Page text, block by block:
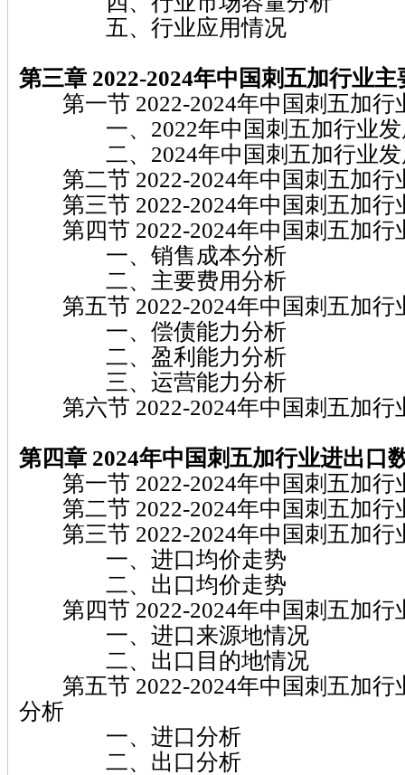
五、行业应用情况
第三章 2022-2024年中国刺五加行业
第一节 2022-2024年中国刺五加行
一、2022年中国刺五加行业发
二、2024年中国刺五加行业发
第二节 2022-2024年中国刺五加行
第三节 2022-2024年中国刺五加行
第四节 2022-2024年中国刺五加行
一、销售成本分析
二、主要费用分析
第五节 2022-2024年中国刺五加行
一、偿债能力分析
二、盈利能力分析
三、运营能力分析
第六节 2022-2024年中国刺五加行
第四章 2024年中国刺五加行业进出口
第一节 2022-2024年中国刺五加行
第二节 2022-2024年中国刺五加行
第三节 2022-2024年中国刺五加行
一、进口均价走势
二、出口均价走势
第四节 2022-2024年中国刺五加行
一、进口来源地情况
二、出口目的地情况
第五节 2022-2024年中国刺五加行
分析
一、进口分析
二、出口分析